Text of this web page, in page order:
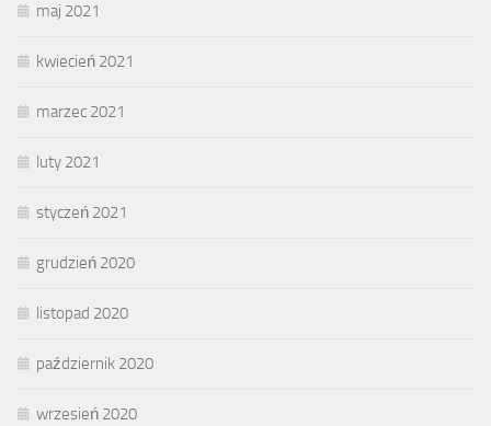
maj 2021
kwiecień 2021
marzec 2021
luty 2021
styczeń 2021
grudzień 2020
listopad 2020
październik 2020
wrzesień 2020